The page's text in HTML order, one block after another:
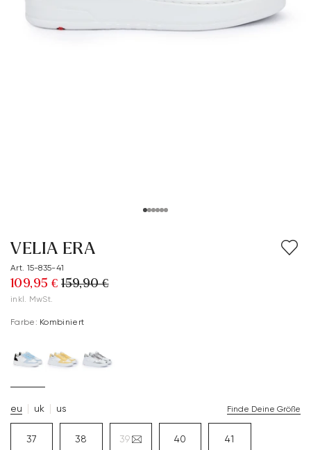
VELIA ERA
Art. 15-835-41
109,95 € 159,90 €
inkl. MwSt.
Farbe: Kombiniert
eu uk us Finde Deine Größe
37 38 39 40 41